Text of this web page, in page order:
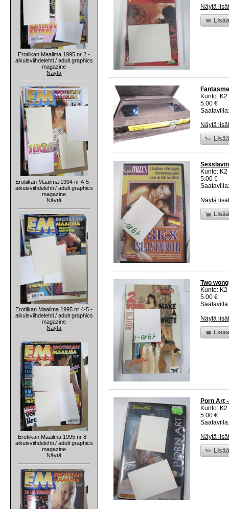
Erotiikan Maailma 1995 nr 2 -
aikuisviihdelehti / adult graphics
magazine
Näytä
Erotiikan Maailma 1994 nr 4-5 -
aikuisviihdelehti / adult graphics
magazine
Näytä
Erotiikan Maailma 1995 nr 4-5 -
aikuisviihdelehti / adult graphics
magazine
Näytä
Erotiikan Maailma 1995 nr 8 -
aikuisviihdelehti / adult graphics
magazine
Näytä
Näytä
Kunto:
5.00 €
Näytä
Kunto:
5.00 €
Näytä
Two
Kunto:
5.00 €
Näytä
Porn Art
Kunto:
5.00 €
Näytä